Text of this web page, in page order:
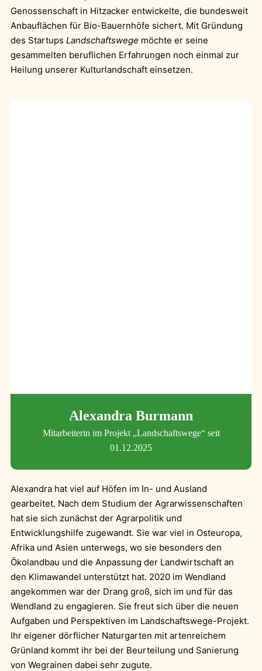
Genossenschaft in Hitzacker entwickelte, die bundesweit
Anbauflächen für Bio-Bauernhöfe sichert. Mit Gründung
des Startups Landschaftswege möchte er seine
gesammelten beruflichen Erfahrungen noch einmal zur
Heilung unserer Kulturlandschaft einsetzen.
Alexandra Burmann
Mitarbeiterin im Projekt „Landschaftswege“ seit
01.12.2025
Alexandra hat viel auf Höfen im In- und Ausland
gearbeitet. Nach dem Studium der Agrarwissenschaften
hat sie sich zunächst der Agrarpolitik und
Entwicklungshilfe zugewandt. Sie war viel in Osteuropa,
Afrika und Asien unterwegs, wo sie besonders den
Ökolandbau und die Anpassung der Landwirtschaft an
den Klimawandel unterstützt hat. 2020 im Wendland
angekommen war der Drang groß, sich im und für das
Wendland zu engagieren. Sie freut sich über die neuen
Aufgaben und Perspektiven im Landschaftswege-Projekt.
Ihr eigener dörflicher Naturgarten mit artenreichem
Grünland kommt ihr bei der Beurteilung und Sanierung
von Wegrainen dabei sehr zugute.